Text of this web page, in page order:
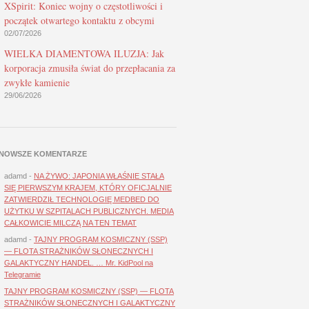
XSpirit: Koniec wojny o częstotliwości i
początek otwartego kontaktu z obcymi
02/07/2026
WIELKA DIAMENTOWA ILUZJA: Jak
korporacja zmusiła świat do przepłacania za
zwykłe kamienie
29/06/2026
KOMENTARZE
adamd - NA ŻYWO: JAPONIA WŁAŚNIE STAŁA
SIĘ PIERWSZYM KRAJEM, KTÓRY OFICJALNIE
ZATWIERDZIŁ TECHNOLOGIĘ MEDBED DO
UŻYTKU W SZPITALACH PUBLICZNYCH. MEDIA
CAŁKOWICIE MILCZĄ NA TEN TEMAT
adamd - TAJNY PROGRAM KOSMICZNY (SSP)
— FLOTA STRAŻNIKÓW SŁONECZNYCH I
GALAKTYCZNY HANDEL. … Mr. KidPool na
Telegramie
TAJNY PROGRAM KOSMICZNY (SSP) — FLOTA
STRAŻNIKÓW SŁONECZNYCH I GALAKTYCZNY